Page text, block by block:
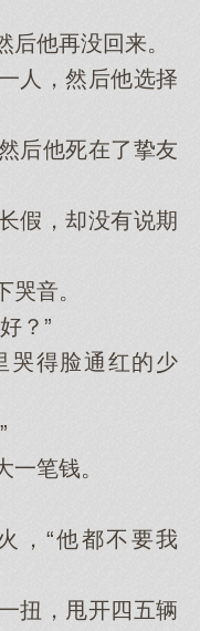
他再没回来。
，然后他选择
他死在了挚友
，却没有说期
音。
？”
得脸通红的少
笔钱。
“他都不要我
，甩开四五辆